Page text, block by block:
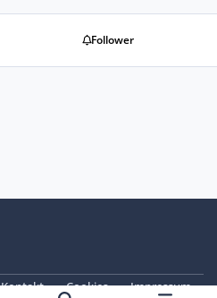
Follower
Kontakt Cookies Impressum